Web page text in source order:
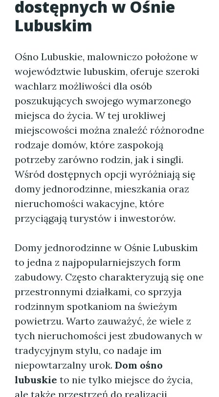
dostępnych w Ośnie
Lubuskim
Ośno Lubuskie, malowniczo położone w
województwie lubuskim, oferuje szeroki
wachlarz możliwości dla osób
poszukujących swojego wymarzonego
miejsca do życia. W tej urokliwej
miejscowości można znaleźć różnorodne
rodzaje domów, które zaspokoją
potrzeby zarówno rodzin, jak i singli.
Wśród dostępnych opcji wyróżniają się
domy jednorodzinne, mieszkania oraz
nieruchomości wakacyjne, które
przyciągają turystów i inwestorów.
Domy jednorodzinne w Ośnie Lubuskim
to jedna z najpopularniejszych form
zabudowy. Często charakteryzują się one
przestronnymi działkami, co sprzyja
rodzinnym spotkaniom na świeżym
powietrzu. Warto zauważyć, że wiele z
tych nieruchomości jest zbudowanych w
tradycyjnym stylu, co nadaje im
niepowtarzalny urok. Dom ośno
lubuskie to nie tylko miejsce do życia,
ale także przestrzeń do realizacji